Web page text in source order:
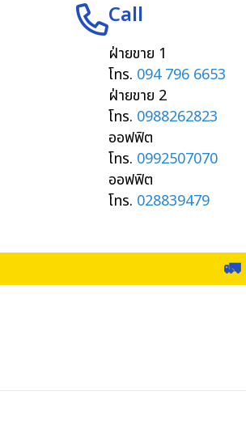
Call
ฝ่ายขาย 1
โทร. 094 796 6653
ฝ่ายขาย 2
โทร. 0988262823
ออฟฟิต
โทร. 0992507070
ออฟฟิต
โทร. 028839479
🚛